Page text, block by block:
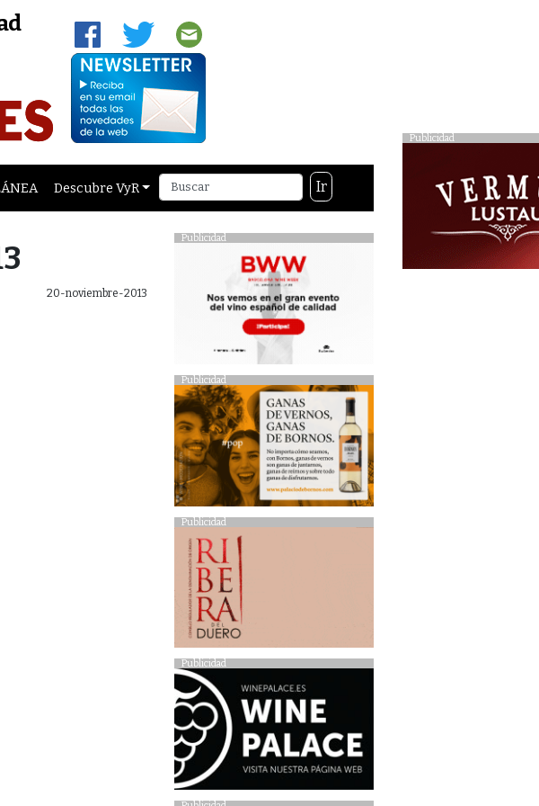
Publicidad
Descubre VyR Ir
20-noviembre-2013
Publicidad
Publicidad
Publicidad
Publicidad